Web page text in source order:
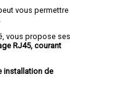
vous permettre
vous propose ses
RJ45, courant
installation de